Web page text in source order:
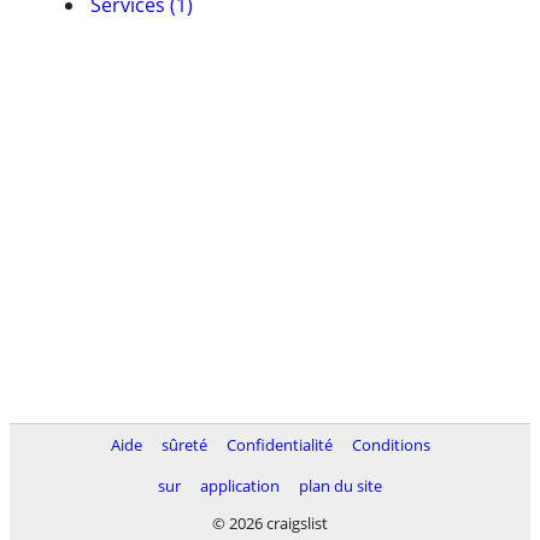
Aide sûreté Confidentialité
Conditions
sur
application
plan du site
© 2026 craigslist